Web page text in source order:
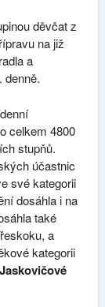
děvčat z
na již
a
denně.
celkem 4800
stupňů.
účastnic
své kategorii
dosáhla i na
také
a
kategorii